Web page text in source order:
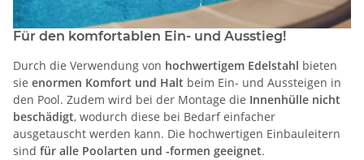
Für den komfortablen Ein- und Ausstieg!
Durch die Verwendung von hochwertigem Edelstahl bieten
sie enormen Komfort und Halt beim Ein- und Aussteigen in
den Pool. Zudem wird bei der Montage die Innenhülle nicht
beschädigt, wodurch diese bei Bedarf einfacher
ausgetauscht werden kann. Die hochwertigen Einbauleitern
sind für alle Poolarten und -formen geeignet.